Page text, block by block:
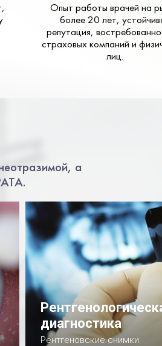
Опыт работы врачей на
более 20 лет,
репутация,
страховых компаний и
лиц.
а
диагностика
Рентгеновские снимки